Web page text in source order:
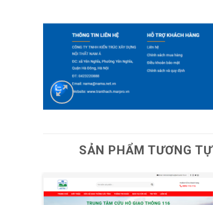
SẢN PHẨM TƯƠNG TỰ